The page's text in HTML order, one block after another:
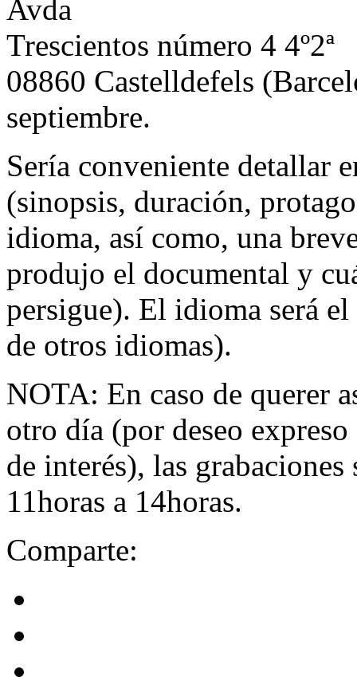
Avda
Trescientos número 4 4º2ª
08860 Castelldefels
septiembre.
Sería conveniente detallar
(sinopsis, duración,
idioma, así como, una
produjo el documental y
persigue). El idioma será
de otros idiomas).
NOTA: En caso de querer
otro día (por deseo
de interés), las
11horas a 14horas.
Comparte: